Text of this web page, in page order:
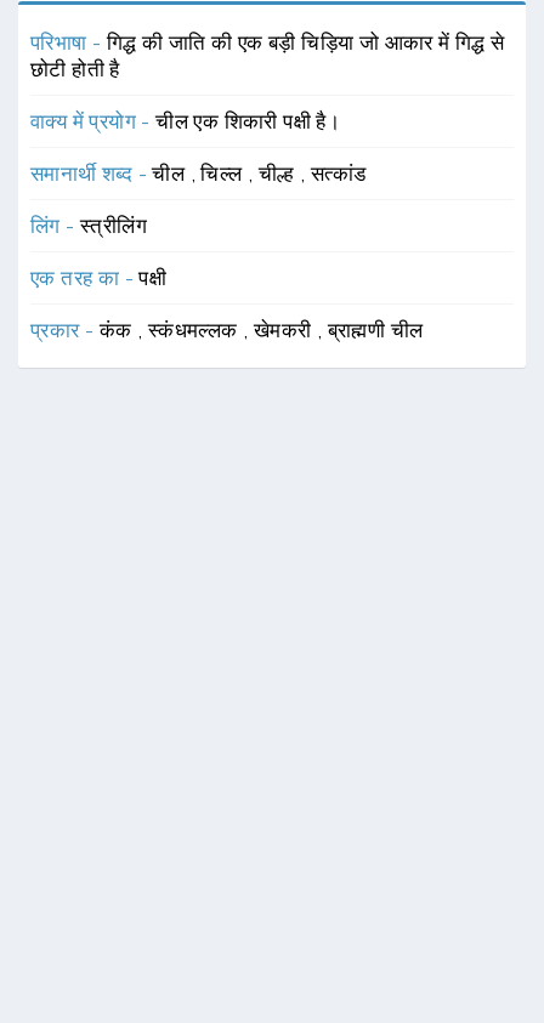
परिभाषा -गिद्ध की जाति की एक बड़ी चिड़िया जो आकार में गिद्ध से
छोटी होती है
वाक्य में प्रयोग -चील एक शिकारी पक्षी है।
समानार्थी शब्द -चील ,चिल्ल ,चील्ह ,सत्कांड
लिंग -स्त्रीलिंग
एक तरह का -पक्षी
प्रकार -कंक ,स्कंधमल्लक ,खेमकरी ,ब्राह्मणी चील